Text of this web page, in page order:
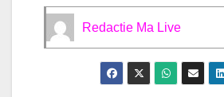
Redactie Ma Live